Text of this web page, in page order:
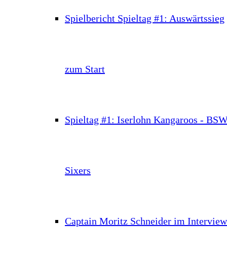
Spielbericht Spieltag #1: Auswärtssieg
zum Start
Spieltag #1: Iserlohn Kangaroos -
Sixers
Captain Moritz Schneider im Interview